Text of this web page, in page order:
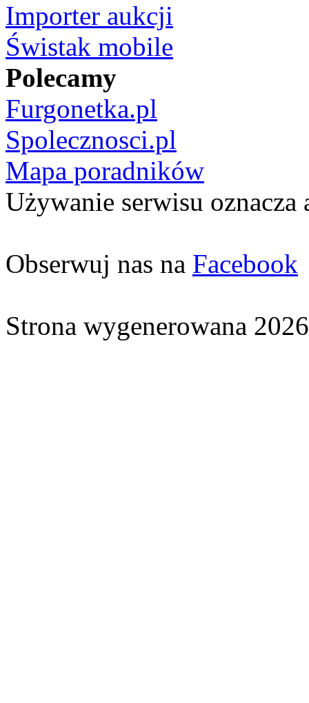
Importer aukcji
Świstak mobile
Polecamy
Furgonetka.pl
Spolecznosci.pl
Mapa poradników
Używanie serwisu oznacza
Obserwuj nas na Facebook
Strona wygenerowana